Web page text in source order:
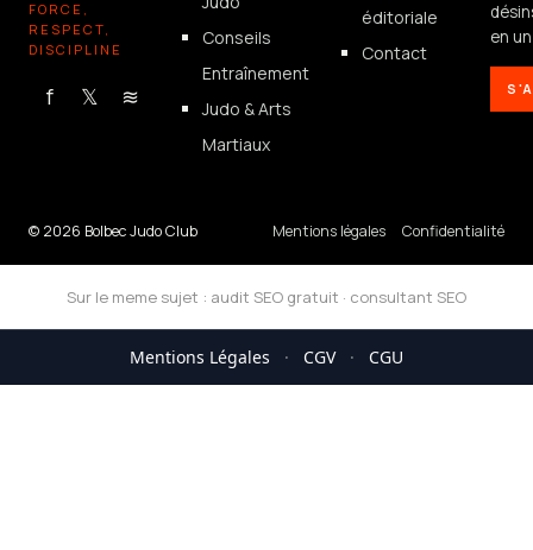
FORCE,
RESPECT,
DISCIPLINE
f 𝕏 ≋
Conseils
Entraînement
Judo & Arts
Martiaux
éditoriale
Contact
en
© 2026 Bolbec Judo Club Mentions légales Confidentialité
Sur le meme sujet : audit SEO gratuit · consultant SEO
Mentions Légales · CGV · CGU